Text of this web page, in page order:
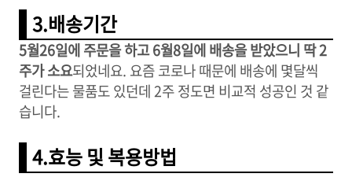
3.배송기간
5월26일에 주문을 하고 6월8일에 배송을 받았으니 딱 2
주가 소요되었네요. 요즘 코로나 때문에 배송에 몇달씩
걸린다는 물품도 있던데 2주 정도면 비교적 성공인 것 같
습니다.
4.효능 및 복용방법